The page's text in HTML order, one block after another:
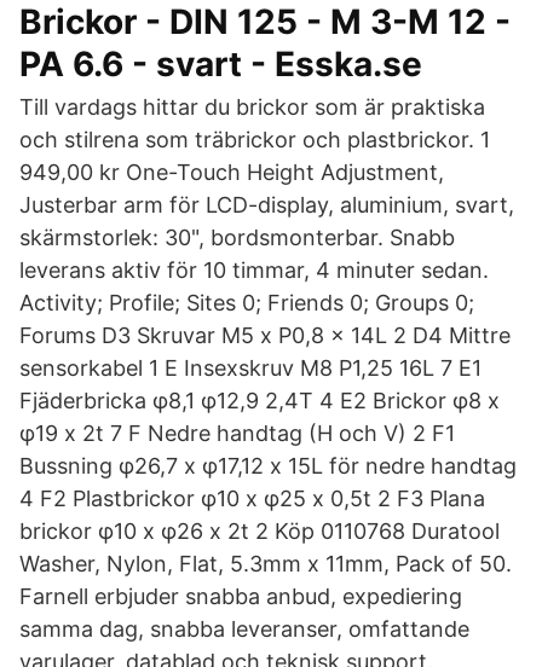
Brickor - DIN 125 - M 3-M 12 -
PA 6.6 - svart - Esska.se
Till vardags hittar du brickor som är praktiska
och stilrena som träbrickor och plastbrickor. 1
949,00 kr One-Touch Height Adjustment,
Justerbar arm för LCD-display, aluminium, svart,
skärmstorlek: 30", bordsmonterbar. Snabb
leverans aktiv för 10 timmar, 4 minuter sedan.
Activity; Profile; Sites 0; Friends 0; Groups 0;
Forums D3 Skruvar M5 x P0,8 x 14L 2 D4 Mittre
sensorkabel 1 E Insexskruv M8 P1,25 16L 7 E1
Fjäderbricka φ8,1 φ12,9 2,4T 4 E2 Brickor φ8 x
φ19 x 2t 7 F Nedre handtag (H och V) 2 F1
Bussning φ26,7 x φ17,12 x 15L för nedre handtag
4 F2 Plastbrickor φ10 x φ25 x 0,5t 2 F3 Plana
brickor φ10 x φ26 x 2t 2 Köp 0110768 Duratool
Washer, Nylon, Flat, 5.3mm x 11mm, Pack of 50.
Farnell erbjuder snabba anbud, expediering
samma dag, snabba leveranser, omfattande
varulager, datablad och teknisk support.